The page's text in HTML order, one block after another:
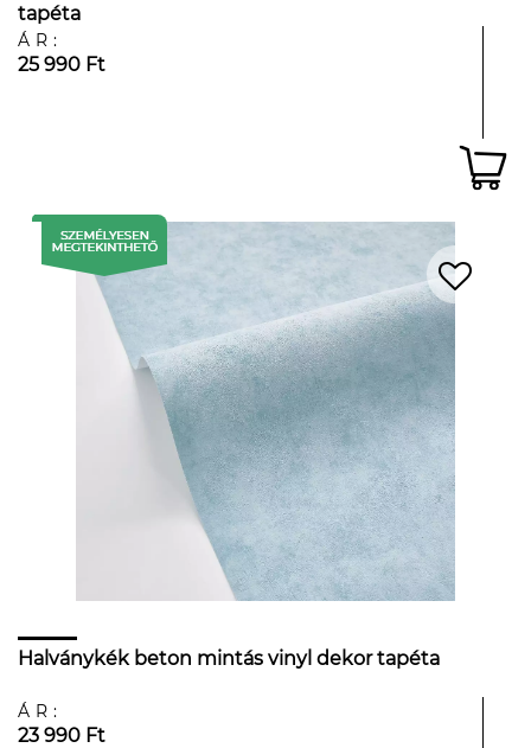
tapéta
ÁR:
25 990 Ft
Halványkék beton mintás vinyl dekor tapéta
ÁR:
23 990 Ft